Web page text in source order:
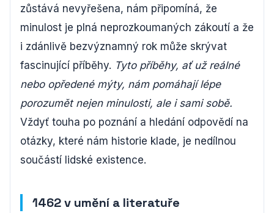
zůstává nevyřešena, nám připomíná, že
minulost je plná neprozkoumaných zákoutí a že
i zdánlivě bezvýznamný rok může skrývat
fascinující příběhy. Tyto příběhy, ať už reálné
nebo opředené mýty, nám pomáhají lépe
porozumět nejen minulosti, ale i sami sobě.
Vždyť touha po poznání a hledání odpovědí na
otázky, které nám historie klade, je nedílnou
součástí lidské existence.
1462 v umění a literatuře